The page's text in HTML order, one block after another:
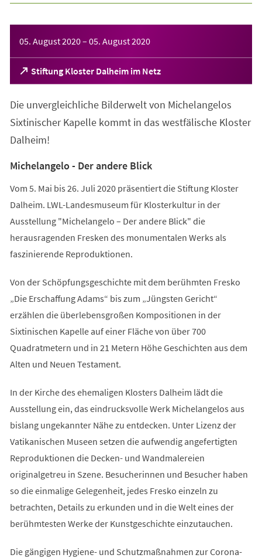
05. August 2020– 05. August 2020
Stiftung Kloster Dalheim im Netz
(Öffnet
in
neuen
Tab)
Die unvergleichliche Bilderwelt von Michelangelos
Sixtinischer Kapelle kommt in das westfälische Kloster
Dalheim!
Michelangelo - Der andere Blick
Vom 5. Mai bis 26. Juli 2020 präsentiert die Stiftung Kloster
Dalheim. LWL-Landesmuseum für Klosterkultur in der
Ausstellung "Michelangelo – Der andere Blick" die
herausragenden Fresken des monumentalen Werks als
faszinierende Reproduktionen.
Von der Schöpfungsgeschichte mit dem berühmten Fresko
„Die Erschaffung Adams“ bis zum „Jüngsten Gericht“
erzählen die überlebensgroßen Kompositionen in der
Sixtinischen Kapelle auf einer Fläche von über 700
Quadratmetern und in 21 Metern Höhe Geschichten aus dem
Alten und Neuen Testament.
In der Kirche des ehemaligen Klosters Dalheim lädt die
Ausstellung ein, das eindrucksvolle Werk Michelangelos aus
bislang ungekannter Nähe zu entdecken. Unter Lizenz der
Vatikanischen Museen setzen die aufwendig angefertigten
Reproduktionen die Decken- und Wandmalereien
originalgetreu in Szene. Besucherinnen und Besucher haben
so die einmalige Gelegenheit, jedes Fresko einzeln zu
betrachten, Details zu erkunden und in die Welt eines der
berühmtesten Werke der Kunstgeschichte einzutauchen.
Die gängigen Hygiene- und Schutzmaßnahmen zur Corona-